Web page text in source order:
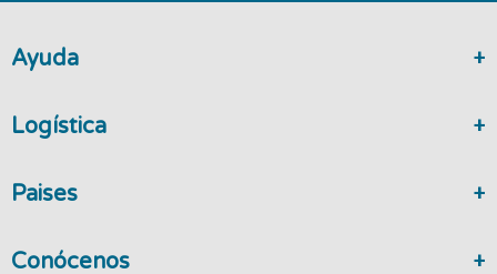
Ayuda
Logística
Paises
Conócenos